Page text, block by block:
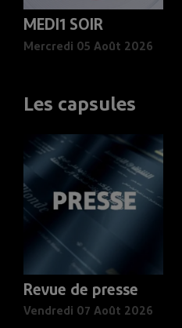
MEDI1 SOIR
Mercredi 05 Août 2026
Les capsules
Revue de presse
Vendredi 07 Août 2026